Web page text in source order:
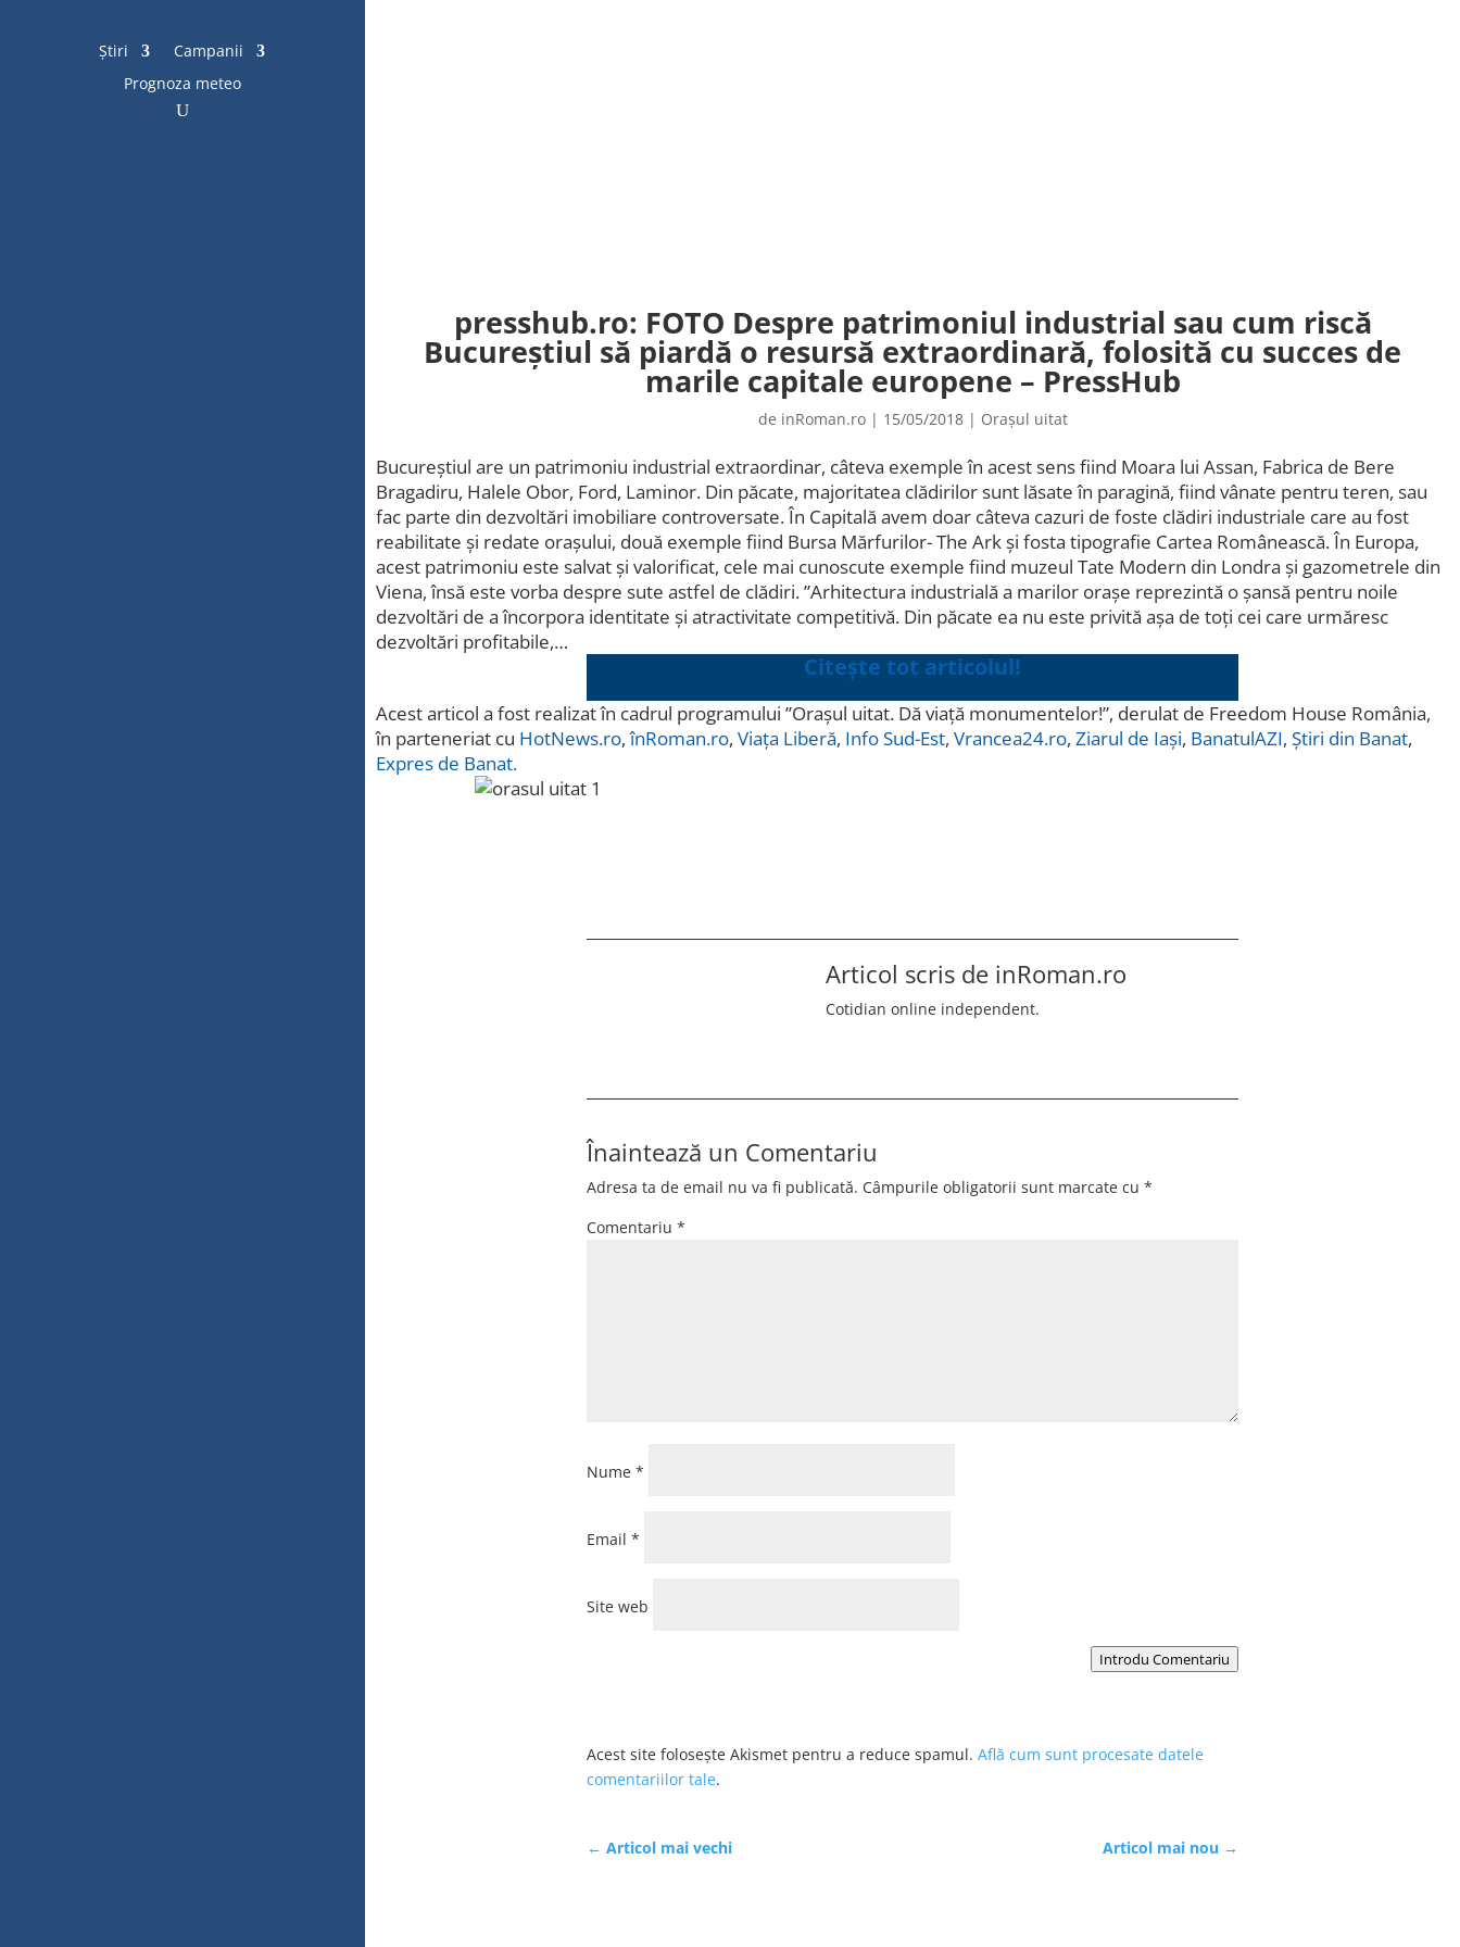
Știri
Campanii
Prognoza meteo
presshub.ro: FOTO Despre patrimoniul industrial sau cum riscă
Bucureștiul să piardă o resursă extraordinară, folosită cu succes de
marile capitale europene – PressHub
de inRoman.ro| 15/05/2018| Orașul uitat
Bucureștiul are un patrimoniu industrial extraordinar, câteva exemple în acest sens fiind Moara lui Assan, Fabrica de Bere
Bragadiru, Halele Obor, Ford, Laminor. Din păcate, majoritatea clădirilor sunt lăsate în paragină, fiind vânate pentru teren, sau
fac parte din dezvoltări imobiliare controversate. În Capitală avem doar câteva cazuri de foste clădiri industriale care au fost
reabilitate și redate orașului, două exemple fiind Bursa Mărfurilor- The Ark și fosta tipografie Cartea Românească. În Europa,
acest patrimoniu este salvat și valorificat, cele mai cunoscute exemple fiind muzeul Tate Modern din Londra și gazometrele din
Viena, însă este vorba despre sute astfel de clădiri. ”Arhitectura industrială a marilor orașe reprezintă o șansă pentru noile
dezvoltări de a încorpora identitate și atractivitate competitivă. Din păcate ea nu este privită așa de toți cei care urmăresc
dezvoltări profitabile,…
Citește tot articolul!
Acest articol a fost realizat în cadrul programului ”Orașul uitat. Dă viață monumentelor!”, derulat de Freedom House România,
în parteneriat cu HotNews.ro,înRoman.ro, Viața Liberă, Info Sud-Est, Vrancea24.ro, Ziarul de Iași, BanatulAZI, Știri din Banat,
Expres de Banat.
Articol scris de inRoman.ro
Cotidian online independent.
Înaintează un Comentariu
Adresa ta de email nu va fi publicată. Câmpurile obligatorii sunt marcate cu *
Comentariu *
Nume *
Email *
Site web
Introdu Comentariu
Acest site folosește Akismet pentru a reduce spamul. Află cum sunt procesate datele
comentariilor tale.
← Articol mai vechi Articol mai nou →